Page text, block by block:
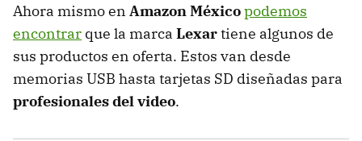
Ahora mismo en Amazon Méxicopodemos
encontrar que la marca Lexartiene algunos de
sus productos en oferta. Estos van desde
memorias USB hasta tarjetas SD diseñadas para
profesionales del video.